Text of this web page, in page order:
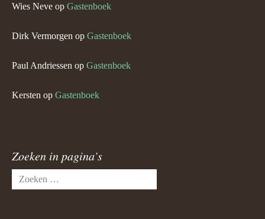
Wies Neve op Gastenboek
Dirk Vermorgen op Gastenboek
Paul Andriessen op Gastenboek
Kersten op Gastenboek
Zoeken in pagina’s
Zoeken
naar: